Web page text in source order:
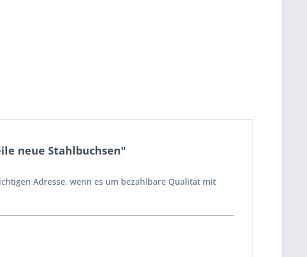
neue Stahlbuchsen"
Adresse, wenn es um bezahlbare Qualität mit